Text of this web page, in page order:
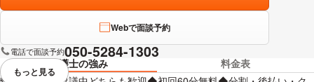
Webで面談予約
電話で面談予約050-5284-1303
弁護士の強み
料金表
視覚的に省略されている要素を
もっと見る